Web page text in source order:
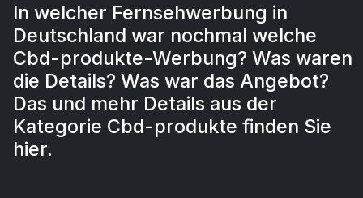
In welcher Fernsehwerbung in
Deutschland war nochmal welche
Cbd-produkte-Werbung? Was waren
die Details? Was war das Angebot?
Das und mehr Details aus der
Kategorie Cbd-produkte finden Sie
hier.